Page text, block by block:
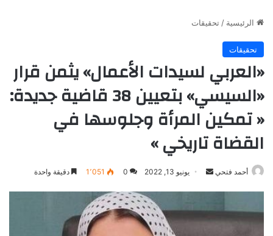
الرئيسية / تحقيقات
تحقيقات
«العربي لسيدات الأعمال» يثمن قرار
«السيسي» بتعيين 38 قاضية جديدة:
« تمكين المرأة وجلوسها في
القضاة تاريخي »
أحمد فتحي
أرسل يونيو 13, 2022 0 1٬051 دقيقة واحدة